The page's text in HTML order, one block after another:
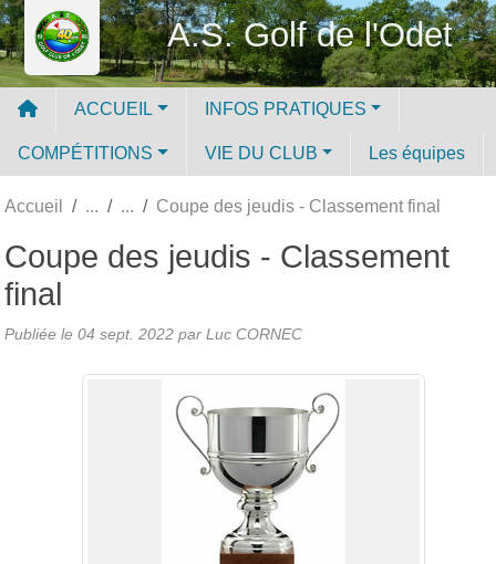
A.S. Golf de l'Odet
ACCUEIL INFOS PRATIQUES
COMPÉTITIONS VIE DU CLUB Les équipes
Accueil Coupe des jeudis - Classement final
Coupe des jeudis - Classement
final
Publiée le 04 sept. 2022 par Luc CORNEC
Panneau de gestion des cookies